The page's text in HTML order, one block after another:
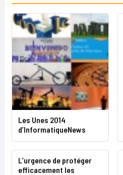
Les Unes 2014
d’InformatiqueNews
L’urgence de protéger
efficacement les